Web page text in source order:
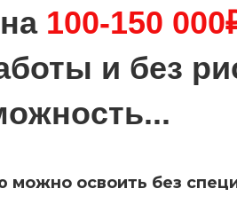
100-150
и без
можно освоить без